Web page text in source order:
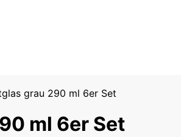
grau 290 ml 6er Set
ml 6er Set